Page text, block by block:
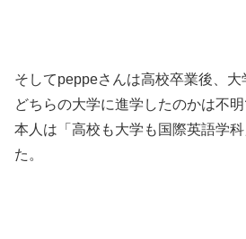
そしてpeppeさんは高校卒業後、大
どちらの大学に進学したのかは不明
本人は「高校も大学も国際英語学
た。